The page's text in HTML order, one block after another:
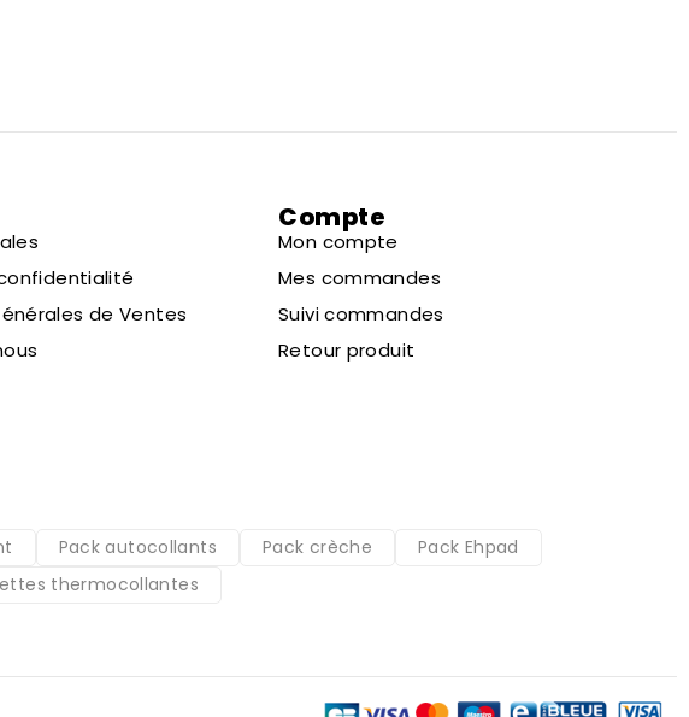
de Ventes
Compte
Mon compte
Mes commandes
Suivi commandes
Retour produit
Pack autocollants Pack crèche
Pack Ehpad
thermocollantes